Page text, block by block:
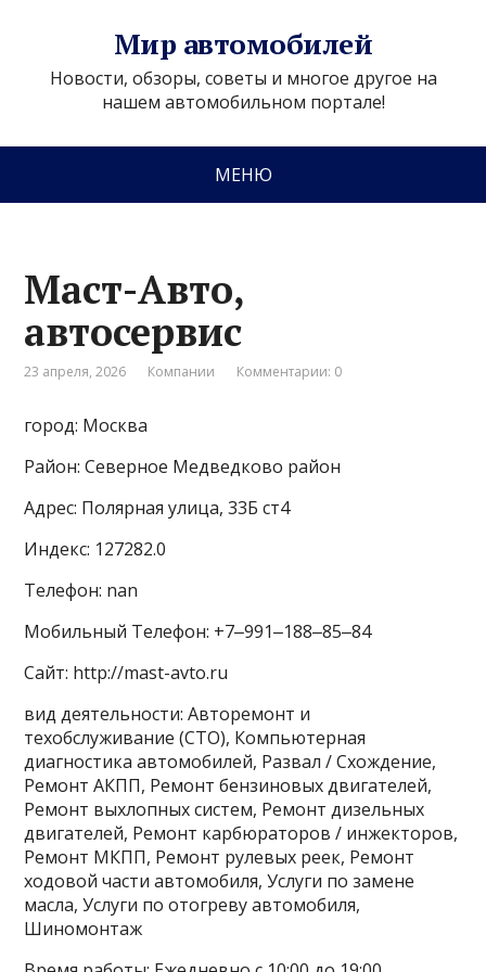
Мир автомобилей
Новости, обзоры, советы и многое другое на
нашем автомобильном портале!
МЕНЮ
Маст-Авто,
автосервис
23 апреля, 2026 Компании Комментарии: 0
город: Москва
Район: Северное Медведково район
Адрес: Полярная улица, 33Б ст4
Индекс: 127282.0
Телефон: nan
Мобильный Телефон: +7‒991‒188‒85‒84
Сайт: http://mast-avto.ru
вид деятельности: Авторемонт и
техобслуживание (СТО), Компьютерная
диагностика автомобилей, Развал / Схождение,
Ремонт АКПП, Ремонт бензиновых двигателей,
Ремонт выхлопных систем, Ремонт дизельных
двигателей, Ремонт карбюраторов / инжекторов,
Ремонт МКПП, Ремонт рулевых реек, Ремонт
ходовой части автомобиля, Услуги по замене
масла, Услуги по отогреву автомобиля,
Шиномонтаж